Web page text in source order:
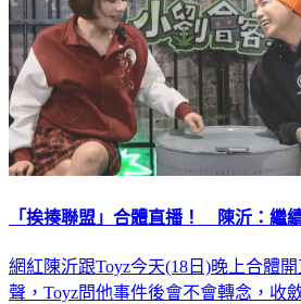
「挨揍聯盟」合體直播！ 陳沂：繼
網紅陳沂跟Toyz今天(18日)晚上合體
聲，Toyz問他事件後會不會轉念，收